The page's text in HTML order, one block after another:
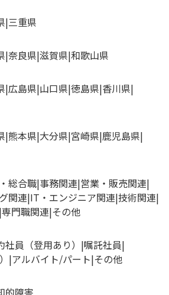
三重県
奈良県 滋賀県 和歌山県
広島県 山口県 徳島県 香川県
熊本県 大分県 宮崎県 鹿児島県
総合職 事務関連 営業・販売関連
関連 IT・エンジニア関連 技術関連
専門職関連 その他
社員（登用あり）
嘱託社員
アルバイト/パート その他
的障害